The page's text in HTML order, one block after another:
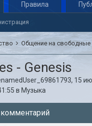
Правила
Общение на свободные
- Genesis
, 15
в Музыка